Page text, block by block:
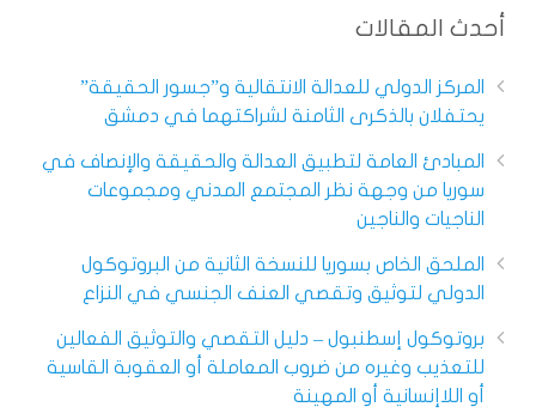
أحدث المقالات
المركز الدولي للعدالة الانتقالية و”جسور الحقيقة”
يحتفلان بالذكرى الثامنة لشراكتهما في دمشق
المبادئ العامة لتطبيق العدالة والحقيقة والإنصاف في
سوريا من وجهة نظر المجتمع المدني ومجموعات
الناجيات والناجين
الملحق الخاص بسوريا للنسخة الثانية من البروتوكول
الدولي لتوثيق وتقصي العنف الجنسي في النزاع
بروتوكول إسطنبول – دليل التقصي والتوثيق الفعالين
للتعذيب وغيره من ضروب المعاملة أو العقوبة القاسية
أو اللاإنسانية أو المهينة